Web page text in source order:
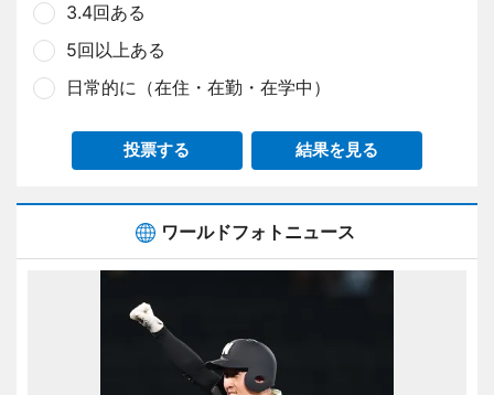
3.4回ある
5回以上ある
日常的に（在住・在勤・在学中）
投票する 結果を見る
ワールドフォトニュース